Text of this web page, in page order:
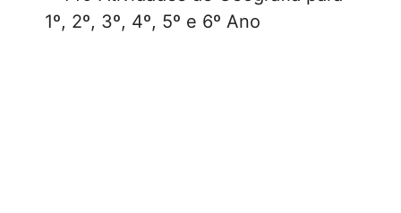
1º, 2º, 3º, 4º, 5º e 6º Ano